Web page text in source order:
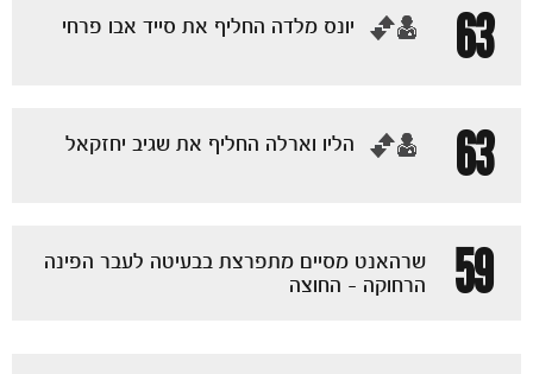
63 ‏יונס מלדה החליף את סייד אבו פרחי
63 ‏הליו וארלה החליף את שגיב יחזקאל
59
שרהאנט מסיים מתפרצת בבעיטה לעבר הפינה
הרחוקה - החוצה